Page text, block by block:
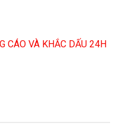
CÁO VÀ KHẮC DẤU 24H